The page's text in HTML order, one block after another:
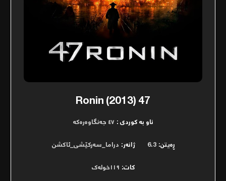
47 Ronin (2013)
ناو بە کوردی : ٤٧ جەنگاوەرەکە
ڕەیتن: 6.3 ژانەر: دراما_سەرکێشی_ئاکشن
کات: ١١٩خولەک